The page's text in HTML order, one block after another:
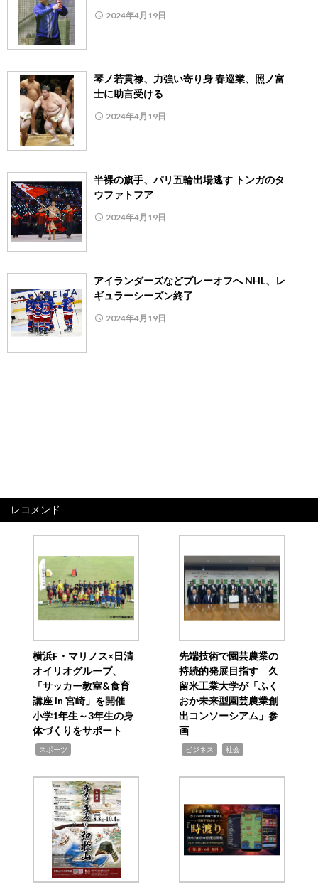
2024年4月19日
琴ノ若貫禄、力強い寄り身 春巡業、照ノ富
士に助言受ける
2024年4月19日
半裸の旗手、パリ五輪出場逃す トンガのタ
ウファトフア
2024年4月19日
アイランダーズなどプレーオフへ NHL、レ
ギュラーシーズン終了
2024年4月19日
レコメンド
横浜F・マリノス×日清
オイリオグループ、
「サッカー教室&食育
講座 in 宮崎」を開催
小学1年生～3年生の身
体づくりをサポート
スポーツ
先端技術で園芸農業の
持続的発展目指す 久
留米工業大学が「ふく
おか未来型園芸農業創
出コンソーシアム」参
画
ビジネス 社会